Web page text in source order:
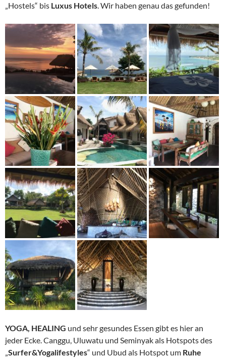
„Hostels“ bis Luxus Hotels. Wir haben genau das gefunden!
YOGA, HEALING und sehr gesundes Essen gibt es hier an
jeder Ecke. Canggu, Uluwatu und Seminyak als Hotspots des
„Surfer&Yogalifestyles“ und Ubud als Hotspot um Ruhe